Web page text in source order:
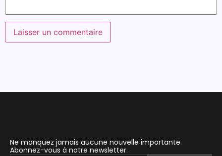
Ne manquez jamais aucune nouvelle importante.
Abonnez-vous à notre newsletter.